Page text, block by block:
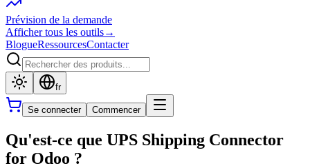
Prévision de la demande
Afficher tous les outils→
BlogueRessourcesContacter
fr
Se connecter Commencer
Qu'est-ce que UPS Shipping Connector
for Odoo ?